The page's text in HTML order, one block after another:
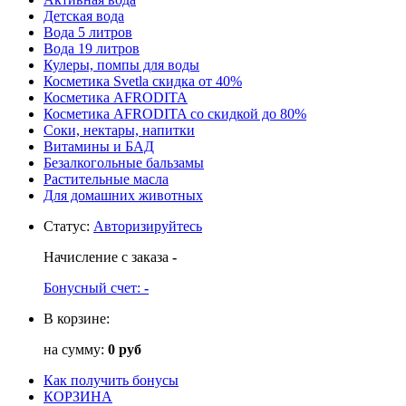
Детская вода
Вода 5 литров
Вода 19 литров
Кулеры, помпы для воды
Косметика Svetla скидка от 40%
Косметика AFRODITA
Косметика AFRODITA со скидкой до 80%
Соки, нектары, напитки
Витамины и БАД
Безалкогольные бальзамы
Растительные масла
Для домашних животных
Статус: Авторизируйтесь
Начисление с заказа -
Бонусный счет: -
В корзине:
на сумму: 0 руб
Как получить бонусы
КОРЗИНА